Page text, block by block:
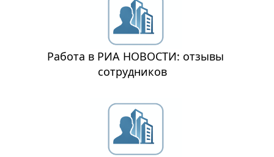
Работа в РИА НОВОСТИ: отзывы
сотрудников